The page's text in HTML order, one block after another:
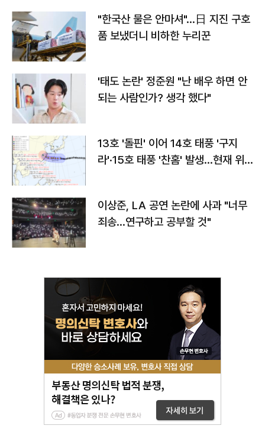
"한국산 물은 안마셔"…日 지진 구호
품 보냈더니 비하한 누리꾼
'태도 논란' 정준원 "난 배우 하면 안
되는 사람인가? 생각 했다"
13호 '돌핀' 이어 14호 태풍 '구지
라'·15호 태풍 '찬홈' 발생…현재 위
이상준, LA 공연 논란에 사과 "너무
죄송…연구하고 공부할 것"